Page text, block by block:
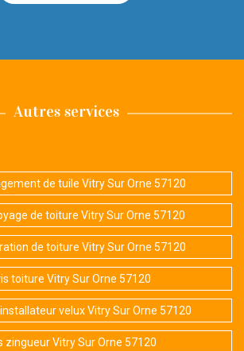
Autres services
de tuile Vitry Sur Orne 57120
de toiture Vitry Sur Orne 57120
de toiture Vitry Sur Orne 57120
toiture Vitry Sur Orne 57120
velux Vitry Sur Orne 57120
zingueur Vitry Sur Orne 57120